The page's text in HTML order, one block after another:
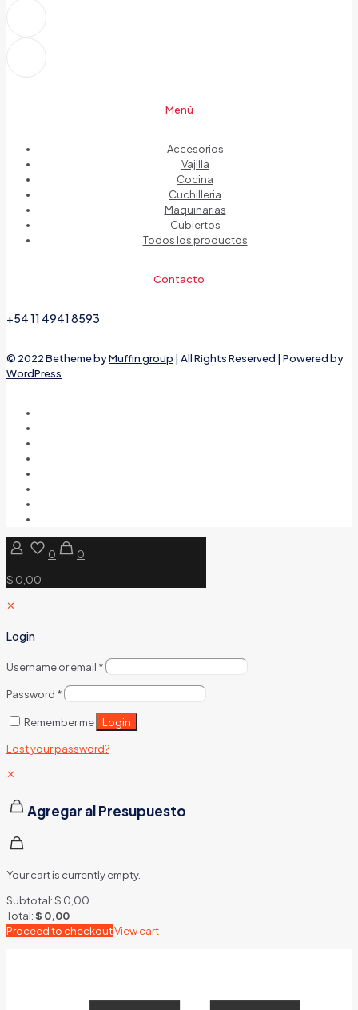
Menú
Accesorios
Vajilla
Cocina
Cuchilleria
Maquinarias
Cubiertos
Todos los productos
Contacto
+54 11 4941 8593
© 2022 Betheme byMuffin group | All Rights Reserved | Powered by
WordPress
0
0
$ 0,00
✕
Login
Username or email *
Password *
Remember me Login
Lost your password?
✕
Agregar al Presupuesto
Your cart is currently empty.
Subtotal:$ 0,00
Total:$ 0,00
Proceed to checkoutView cart